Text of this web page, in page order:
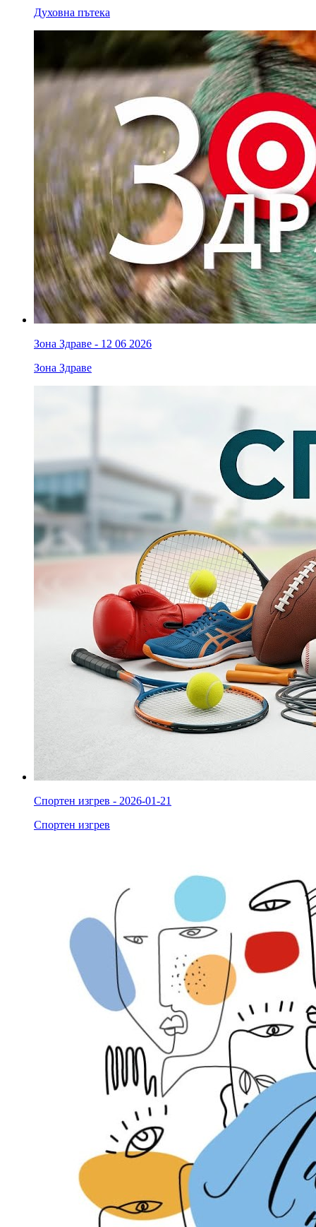
Духовна пътека
Зона Здраве - 12 06 2026
Зона Здраве
Спортен изгрев - 2026-01-21
Спортен изгрев